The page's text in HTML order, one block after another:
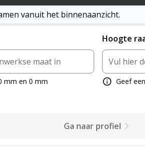
vanuit het binnenaanzicht.
mm en 0 mm
Hoogte
Geef
Ga naar profiel